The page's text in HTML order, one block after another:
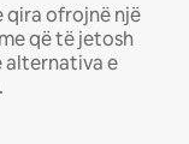
ofrojnë një
që të jetosh
alternativa e